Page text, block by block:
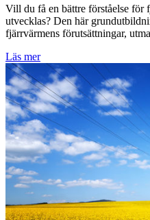
Vill du få en bättre förståelse för
utvecklas? Den här
fjärrvärmens förutsättningar,
Läs mer